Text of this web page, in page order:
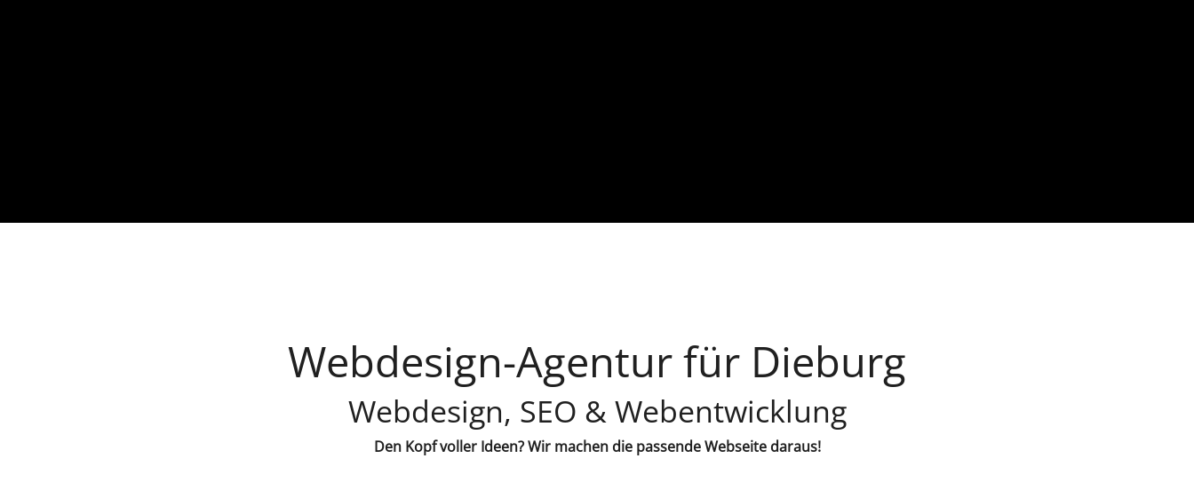
Webdesign-Agentur für Dieburg
Webdesign, SEO & Webentwicklung
Den Kopf voller Ideen? Wir machen die passende Webseite daraus!